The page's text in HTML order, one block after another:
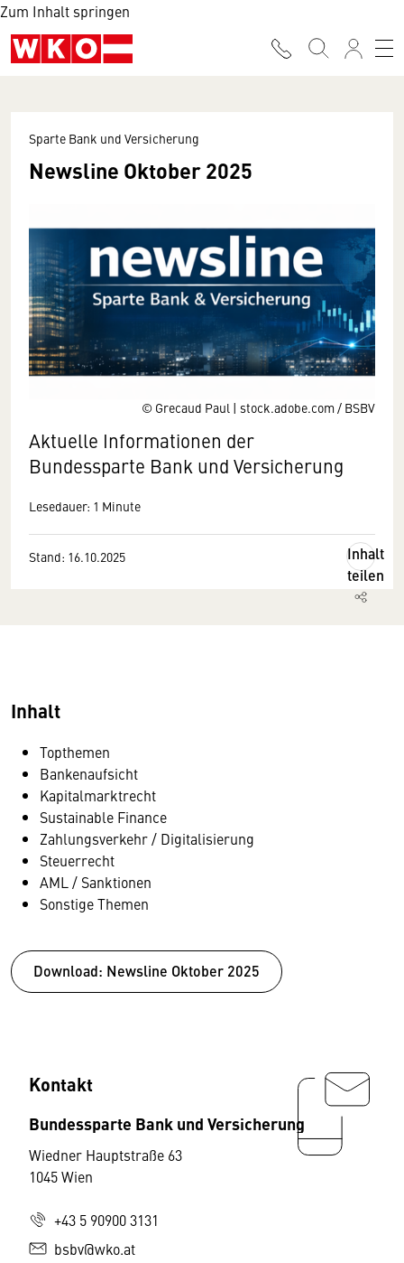
Zum Inhalt springen
© Grecaud Paul | stock.adobe.com / BSBV
Sparte Bank und Versicherung
Newsline Oktober 2025
Aktuelle Informationen der
Bundessparte Bank und Versicherung
Lesedauer: 1 Minute
Stand: 16.10.2025
Inhalt
teilen
Inhalt
Topthemen
Bankenaufsicht
Kapitalmarktrecht
Sustainable Finance
Zahlungsverkehr / Digitalisierung
Steuerrecht
AML / Sanktionen
Sonstige Themen
Download: Newsline Oktober 2025
Kontakt
Bundessparte Bank und Versicherung
Wiedner Hauptstraße 63
1045 Wien
+43 5 90900 3131
bsbv@wko.at